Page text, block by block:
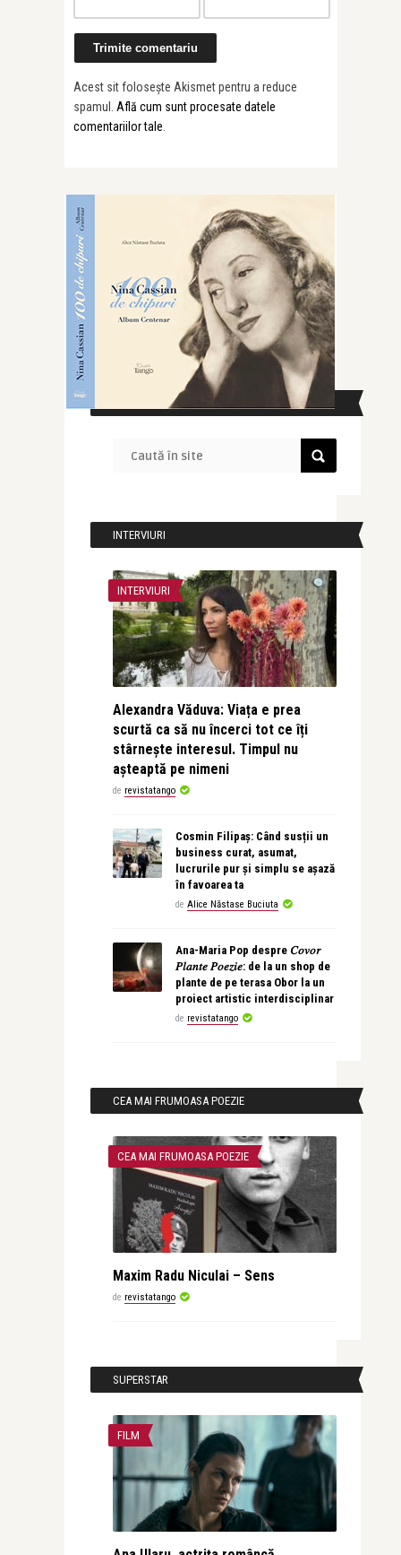
Acest sit folosește Akismet pentru a reduce
spamul. Află cum sunt procesate datele
comentariilor tale
CAUTĂ ÎN SITE
INTERVIURI
INTERVIURI
Alexandra Văduva: Viața e prea
scurtă ca să nu încerci tot ce îți
stârnește interesul. Timpul nu
așteaptă pe nimeni
de revistatango
Cosmin Filipaș: Când susții un
business curat, asumat,
lucrurile pur și simplu se așază
în favoarea ta
de Alice Năstase Buciuta
Ana-Maria Pop despre 𝐶𝑜𝑣𝑜𝑟
𝑃𝑙𝑎𝑛𝑡𝑒 𝑃𝑜𝑒𝑧𝑖𝑒: de la un shop de
plante de pe terasa Obor la un
proiect artistic interdisciplinar
de revistatango
CEA MAI FRUMOASA POEZIE
CEA MAI FRUMOASA POEZIE
Maxim Radu Niculai – Sens
de revistatango
SUPERSTAR
FILM